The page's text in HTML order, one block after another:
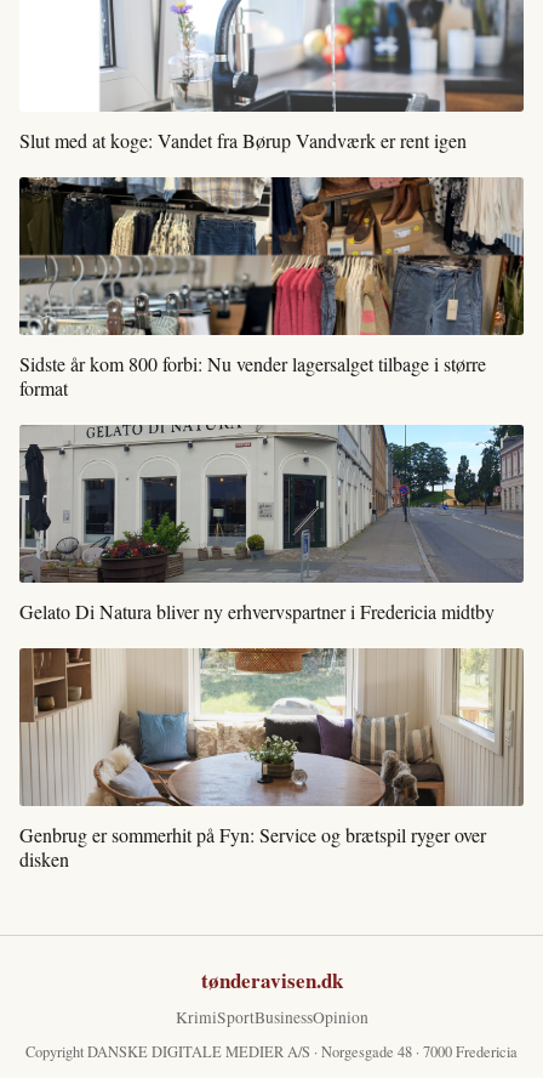
Slut med at koge: Vandet fra Børup Vandværk er rent igen
Sidste år kom 800 forbi: Nu vender lagersalget tilbage i større
format
Gelato Di Natura bliver ny erhvervspartner i Fredericia midtby
Genbrug er sommerhit på Fyn: Service og brætspil ryger over
disken
tønderavisen.dk
KrimiSportBusinessOpinion
Copyright DANSKE DIGITALE MEDIER A/S · Norgesgade 48 · 7000 Fredericia